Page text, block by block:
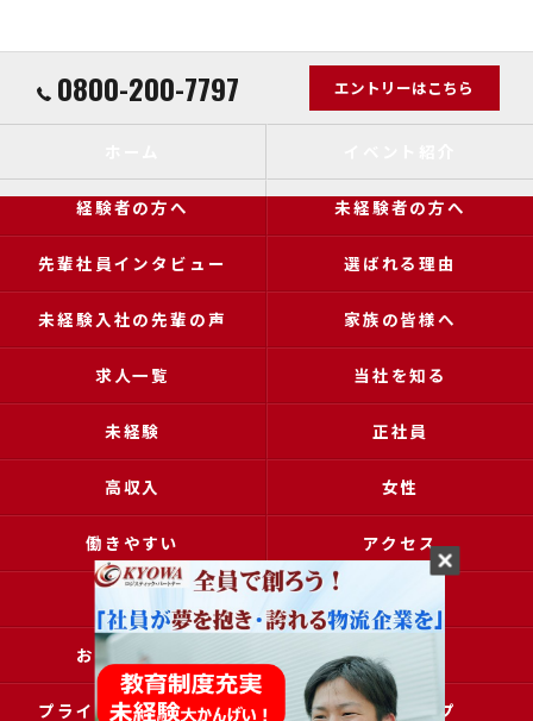
0800-200-7797 エントリーはこちら
経験者の方へ 未経験者の方へ
先輩社員インタビュー 選ばれる理由
未経験入社の先輩の声 家族の皆様へ
求人一覧 当社を知る
未経験 正社員
高収入 女性
働きやすい アクセス
お問い合わせ 採用申込
プライバシーポリシー サイトマップ